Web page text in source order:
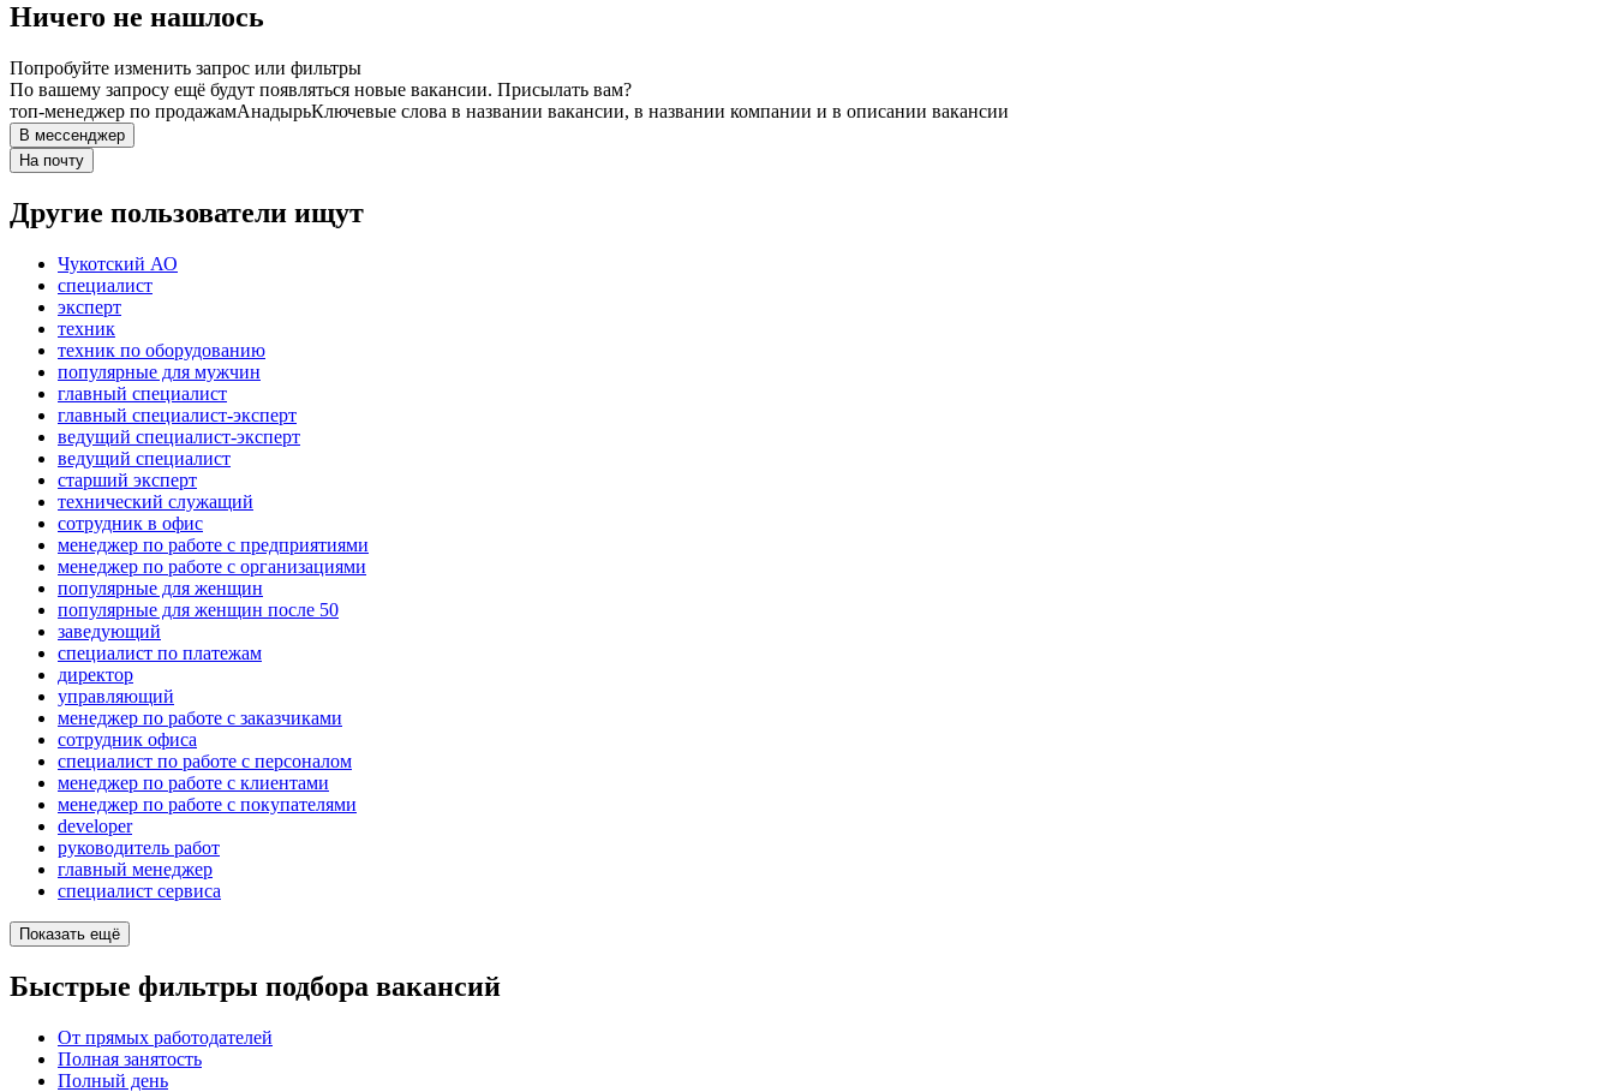
Ничего не нашлось
Попробуйте изменить запрос или фильтры
По вашему запросу ещё будут появляться новые вакансии. Присылать вам?
топ-менеджер по продажамАнадырьКлючевые слова в названии вакансии, в названии компании и в описании вакансии
В мессенджер
На почту
Другие пользователи ищут
Чукотский АО
специалист
эксперт
техник
техник по оборудованию
популярные для мужчин
главный специалист
главный специалист-эксперт
ведущий специалист-эксперт
ведущий специалист
старший эксперт
технический служащий
сотрудник в офис
менеджер по работе с предприятиями
менеджер по работе с организациями
популярные для женщин
популярные для женщин после 50
заведующий
специалист по платежам
директор
управляющий
менеджер по работе с заказчиками
сотрудник офиса
специалист по работе с персоналом
менеджер по работе с клиентами
менеджер по работе с покупателями
developer
руководитель работ
главный менеджер
специалист сервиса
Показать ещё
Быстрые фильтры подбора вакансий
От прямых работодателей
Полная занятость
Полный день